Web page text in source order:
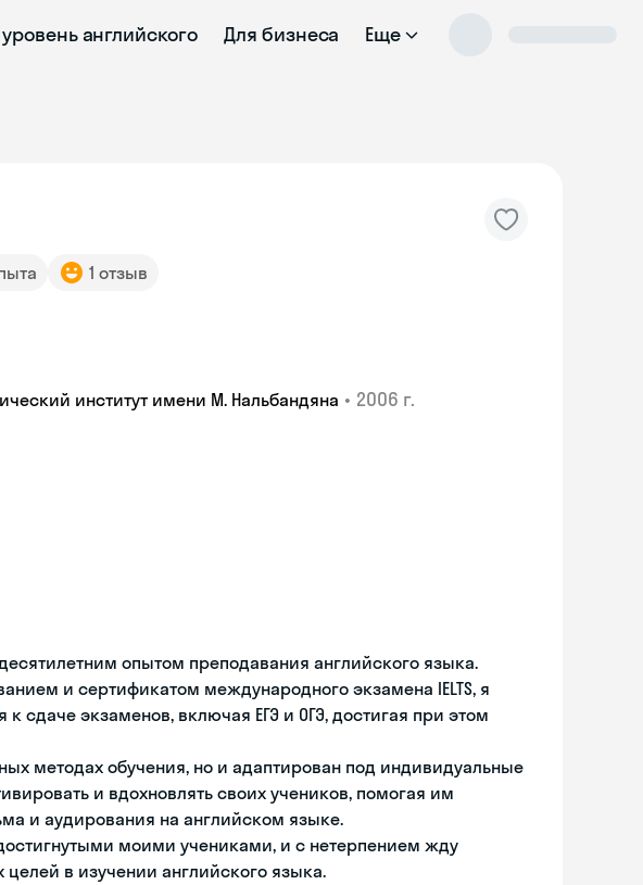
английского Для бизнеса Еще
1 отзыв
институт имени М. Нальбандяна • 2006 г.
опытом преподавания английского языка.
и сертификатом международного экзамена IELTS, я
сдаче экзаменов, включая ЕГЭ и ОГЭ, достигая при этом
методах обучения, но и адаптирован под индивидуальные
и вдохновлять своих учеников, помогая им
и аудирования на английском языке.
моими учениками, и с нетерпением жду
в изучении английского языка.